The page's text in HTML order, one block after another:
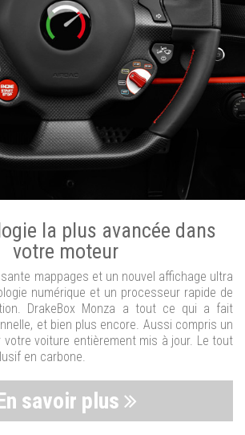
la plus avancée dans
votre moteur
mappages et un nouvel affichage ultra
numérique et un processeur rapide de
DrakeBox Monza a tout ce qui a fait
et bien plus encore. Aussi compris un
votre voiture entièrement mis à jour. Le tout
en carbone.
savoir plus